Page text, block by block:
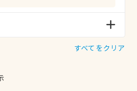
すべてをクリア